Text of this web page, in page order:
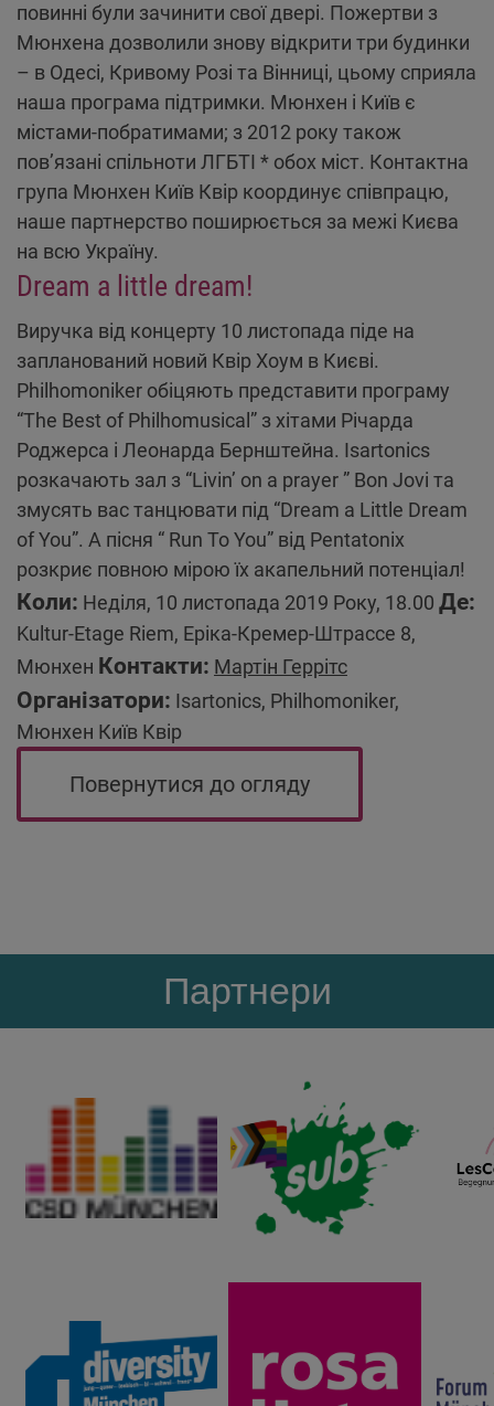
повинні були зачинити свої двері. Пожертви з
Мюнхена дозволили знову відкрити три будинки
– в Одесі, Кривому Розі та Вінниці, цьому сприяла
наша програма підтримки. Мюнхен і Київ є
містами-побратимами; з 2012 року також
пов’язані спільноти ЛГБТІ * обох міст. Контактна
група Мюнхен Київ Квір координує співпрацю,
наше партнерство поширюється за межі Києва
на всю Україну.
Dream a little dream!
Виручка від концерту 10 листопада піде на
запланований новий Квір Хоум в Києві.
Philhomoniker обіцяють представити програму
“The Best of Philhomusical” з хітами Річарда
Роджерса і Леонарда Бернштейна. Isartonics
розкачають зал з “Livin’ on a prayer ” Bon Jovi та
змусять вас танцювати під “Dream a Little Dream
of You”. А пісня “ Run To You” від Pentatonix
розкриє повною мірою їх акапельний потенціал!
Коли: Неділя, 10 листопада 2019 Року, 18.00 Де:
Kultur-Etage Riem, Еріка-Кремер-Штрассе 8,
Мюнхен Контакти: Мартін Геррітс
Організатори: Isartonics, Philhomoniker,
Мюнхен Київ Квір
Повернутися до огляду
Партнери